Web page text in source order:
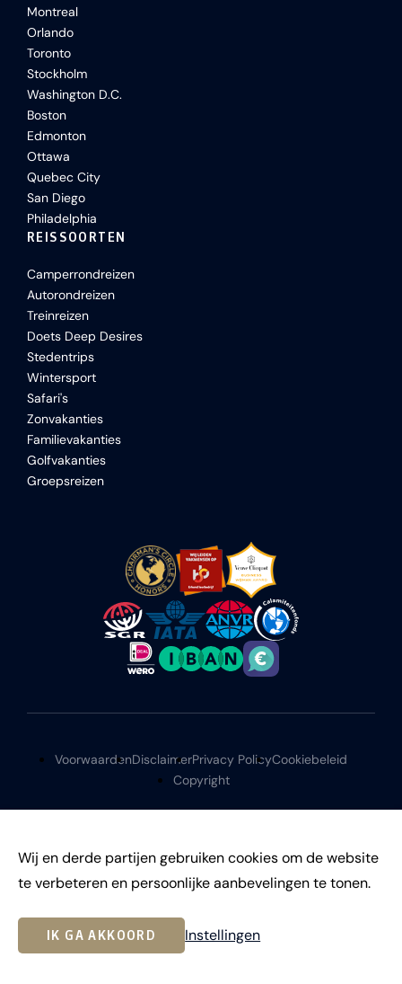
Wij en derde partijen gebruiken cookies om de website
te verbeteren en persoonlijke aanbevelingen te tonen.
IK GA AKKOORD Instellingen
Montreal
Orlando
Toronto
Stockholm
Washington D.C.
Boston
Edmonton
Ottawa
Quebec City
San Diego
Philadelphia
REISSOORTEN
Camperrondreizen
Autorondreizen
Treinreizen
Doets Deep Desires
Stedentrips
Wintersport
Safari's
Zonvakanties
Familievakanties
Golfvakanties
Groepsreizen
VoorwaardenDisclaimerPrivacy PolicyCookiebeleid
Copyright
©2026